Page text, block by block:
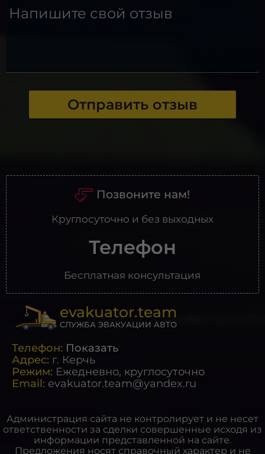
Напишите свой отзыв
Отправить отзыв
Позвоните нам!
Круглосуточно и без выходных
Телефон
Бесплатная консультация
evakuator.team
СЛУЖБА ЭВАКУАЦИИ АВТО
Телефон: Показать
Адрес: г. Керчь
Режим: Ежедневно, круглосуточно
Email: evakuator.team@yandex.ru
Администрация сайта не контролирует и не несет
ответственности за сделки совершенные исходя из
информации представленной на сайте.
Предложения носят справочный характер и не